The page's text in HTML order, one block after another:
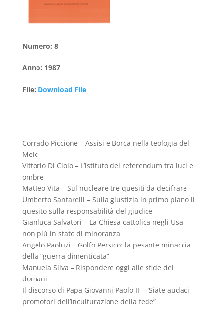
Numero: 8
Anno: 1987
File: Download File
Corrado Piccione – Assisi e Borca nella teologia del
Meic
Vittorio Di Ciolo – L’istituto del referendum tra luci e
ombre
Matteo Vita – Sul nucleare tre quesiti da decifrare
Umberto Santarelli – Sulla giustizia in primo piano il
quesito sulla responsabilità del giudice
Gianluca Salvatori – La Chiesa cattolica negli Usa:
non più in stato di minoranza
Angelo Paoluzi – Golfo Persico: la pesante minaccia
della “guerra dimenticata”
Manuela Silva – Rispondere oggi alle sfide del
domani
Il discorso di Papa Giovanni Paolo II – “Siate audaci
promotori dell’inculturazione della fede”